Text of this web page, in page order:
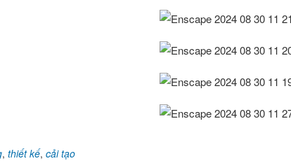
, thiết kế, cải tạo